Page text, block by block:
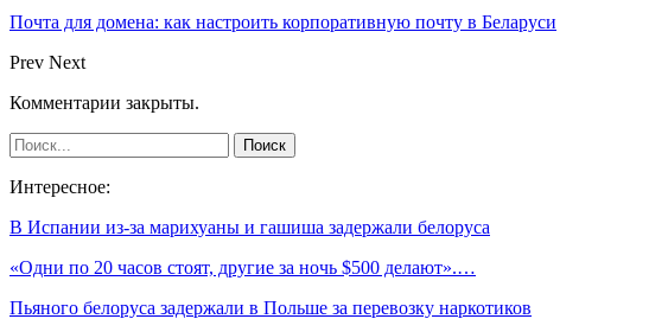
Почта для домена: как настроить корпоративную почту в Беларуси
Prev Next
Комментарии закрыты.
Интересное:
В Испании из-за марихуаны и гашиша задержали белоруса
«Одни по 20 часов стоят, другие за ночь $500 делают».…
Пьяного белоруса задержали в Польше за перевозку наркотиков